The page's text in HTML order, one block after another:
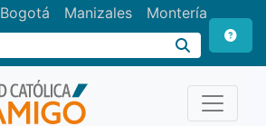
Bogotá Manizales Montería